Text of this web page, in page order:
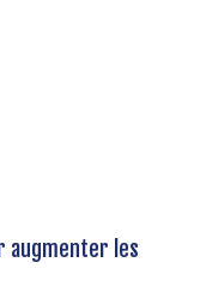
augmenter les